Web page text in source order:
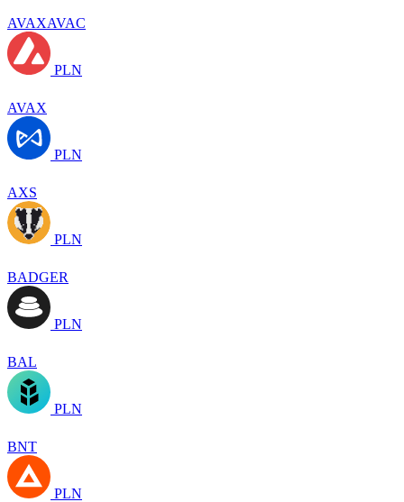
AVAXAVAC
PLN
AVAX
PLN
AXS
PLN
BADGER
PLN
BAL
PLN
BNT
PLN